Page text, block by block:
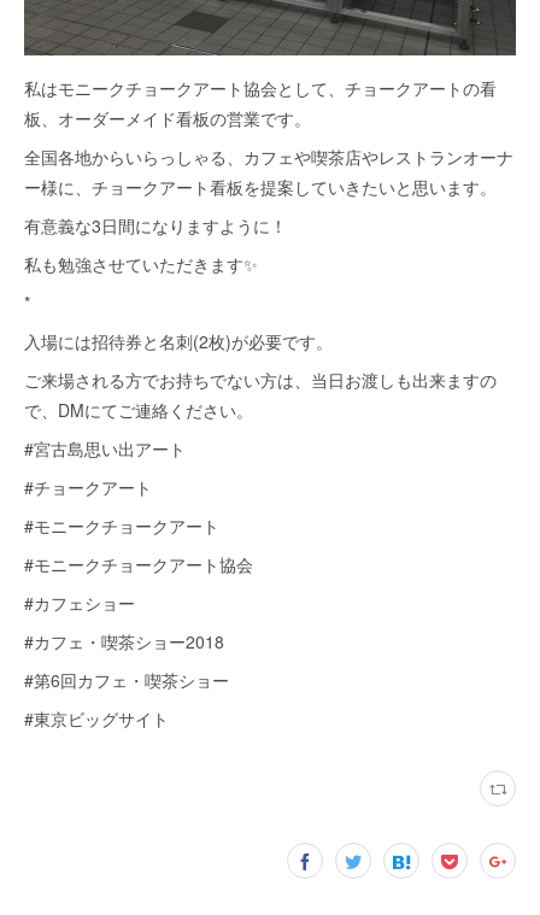
私はモニークチョークアート協会として、チョークアートの看
板、オーダーメイド看板の営業です。
全国各地からいらっしゃる、カフェや喫茶店やレストランオーナ
ー様に、チョークアート看板を提案していきたいと思います。
有意義な3日間になりますように！
私も勉強させていただきます✨
*
入場には招待券と名刺(2枚)が必要です。
ご来場される方でお持ちでない方は、当日お渡しも出来ますの
で、DMにてご連絡ください。
#宮古島思い出アート
#チョークアート
#モニークチョークアート
#モニークチョークアート協会
#カフェショー
#カフェ・喫茶ショー2018
#第6回カフェ・喫茶ショー
#東京ビッグサイト